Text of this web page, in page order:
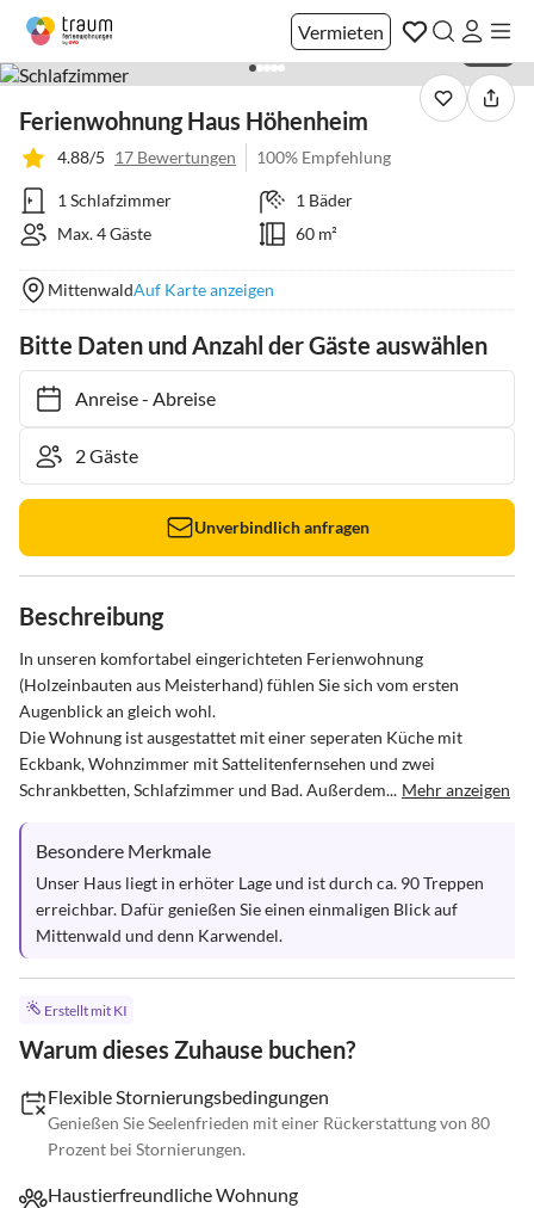
Vermieten
Ferienwohnung Haus Höhenheim
4.88/5 17 Bewertungen 100% Empfehlung
1 Schlafzimmer
1 Bäder
Max. 4 Gäste
60 m²
MittenwaldAuf Karte anzeigen
Bitte Daten und Anzahl der Gäste auswählen
Anreise- Abreise
Unverbindlich anfragen
Beschreibung
In unseren komfortabel eingerichteten Ferienwohnung
(Holzeinbauten aus Meisterhand) fühlen Sie sich vom ersten
Augenblick an gleich wohl.
Die Wohnung ist ausgestattet mit einer seperaten Küche mit
Eckbank, Wohnzimmer mit Sattelitenfernsehen und zwei
Schrankbetten, Schlafzimmer und Bad. Außerdem... Mehr anzeigen
Besondere Merkmale
Unser Haus liegt in erhöter Lage und ist durch ca. 90 Treppen
erreichbar. Dafür genießen Sie einen einmaligen Blick auf
Mittenwald und denn Karwendel.
Erstellt mit KI
Warum dieses Zuhause buchen?
Flexible Stornierungsbedingungen
Genießen Sie Seelenfrieden mit einer Rückerstattung von 80
Prozent bei Stornierungen.
Haustierfreundliche Wohnung